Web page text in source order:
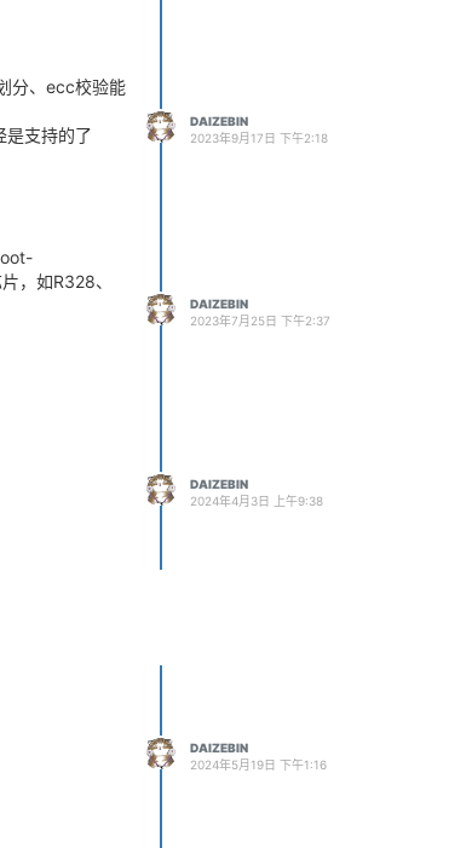
大该分配空
分、ecc校验能
是支持的了
DAIZEBIN
2023年9月17日 下午2:18
，如R328、
DAIZEBIN
2023年7月25日 下午2:37
DAIZEBIN
2024年4月3日 上午9:38
DAIZEBIN
2024年5月19日 下午1:16